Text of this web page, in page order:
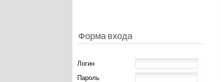
Форма входа
Логин
Пароль